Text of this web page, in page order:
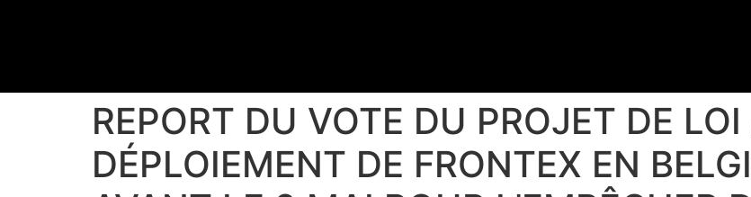
REPORT DU VOTE DU PROJET DE
DÉPLOIEMENT DE FRONTEX EN